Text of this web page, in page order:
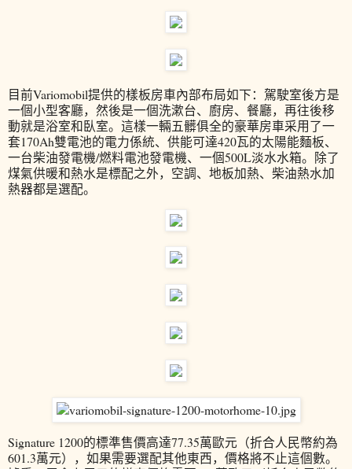
目前Variomobil提供的樣板房車內部布局如下：駕駛室後方是
一個小型客廳，然後是一個洗漱台、廚房、餐廳，再往後移
動就是浴室和臥室。這樣一輛五髒俱全的豪華房車采用了一
套170Ah雙電池的電力係統、供能可達420瓦的太陽能麵板、
一台柴油發電機/燃料電池發電機、一個500L淡水水箱。除了
煤氣供暖和熱水是標配之外，空調、地板加熱、柴油熱水加
熱器都是選配。
Signature 1200的標準售價高達77.35萬歐元（折合人民幣約為
601.3萬元），如果需要選配其他東西，價格將不止這個數。